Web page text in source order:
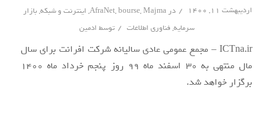
اردیبهشت ۱۱, ۱۴۰۰ / در AfraNet,bourse,Majma
, اینترنت و شبکه,بازار
سرمایه, فناوری اطلاعات / توسط ادمین
ICTna.ir – مجمع عمومی عادی سالیانه شرکت افرانت برای سال
مال منتهی به 30 اسفند ماه 99 روز پنجم خرداد ماه 1400
برگزار خواهد شد.